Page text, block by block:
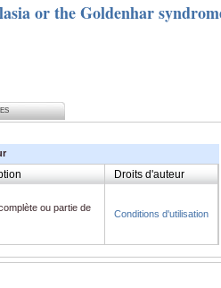
or the Goldenhar
Droits d'auteur
ou partie de
Conditions d'utilisation